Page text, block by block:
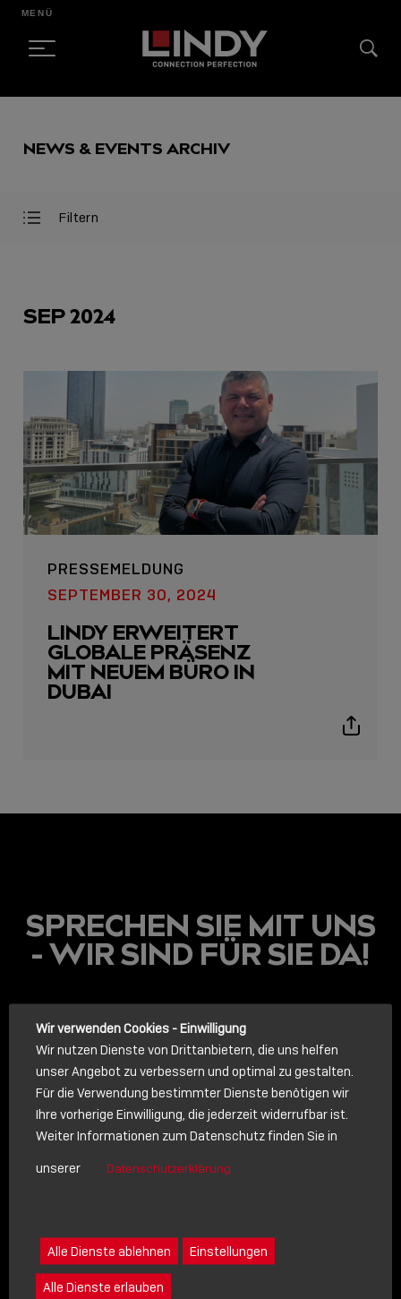
CONTENT
MENÜ
NEWS & EVENTS ARCHIV
Filter
Filter
Filtern
AUSGEWÄHLT
USB C
USB-C ÜBER LANGE
DISTANZEN: AKTIVE
USB-C-KABEL FÜR
STABILE 10 GBIT/S BIS
LINDY ACADEMY
JETZT ONLINE
VERFÜGBAR: DIE
LINDY ACADEMY –
WISSEN, DAS
VERBINDET!
SEP 2024
PRESSEMELDUNG
SEPTEMBER 30, 2024
LINDY ERWEITERT
GLOBALE PRÄSENZ
MIT NEUEM BÜRO IN
DUBAI
Show
SPRECHEN SIE MIT UNS
- WIR SIND FÜR SIE DA!
ANRUF
Wir verwenden Cookies - Einwilligung
Wir nutzen Dienste von Drittanbietern, die uns helfen
unser Angebot zu verbessern und optimal zu gestalten.
Für die Verwendung bestimmter Dienste benötigen wir
Ihre vorherige Einwilligung, die jederzeit widerrufbar ist.
Weiter Informationen zum Datenschutz finden Sie in
unserer
Datenschutzerklärung
Alle Dienste ablehnen Einstellungen
Alle Dienste erlauben